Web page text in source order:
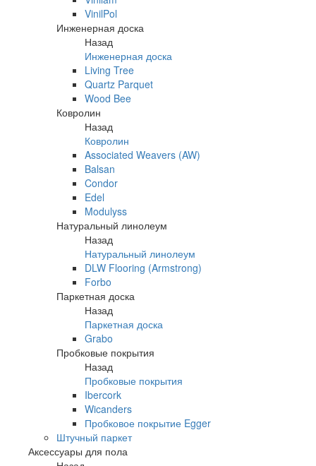
VinilPol
Инженерная доска
Назад
Инженерная доска
Living Tree
Quartz Parquet
Wood Bee
Ковролин
Назад
Ковролин
Associated Weavers (AW)
Balsan
Condor
Edel
Modulyss
Натуральный линолеум
Назад
Натуральный линолеум
DLW Flooring (Armstrong)
Forbo
Паркетная доска
Назад
Паркетная доска
Grabo
Пробковые покрытия
Назад
Пробковые покрытия
Ibercork
Wicanders
Пробковое покрытие Egger
Штучный паркет
Аксессуары для пола